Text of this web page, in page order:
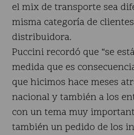
el mix de transporte sea
misma categoría de
distribuidora.
Puccini recordó que “se
medida que es
que hicimos hace meses
nacional y también a los
con un tema muy
también un pedido de los